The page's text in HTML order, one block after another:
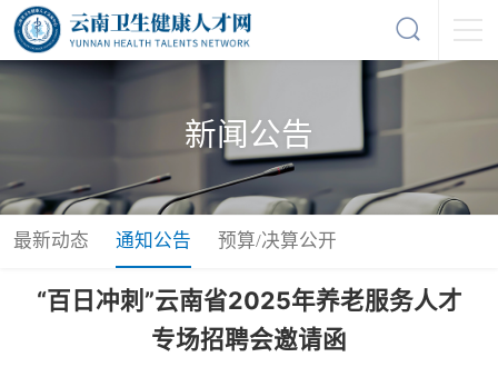
新闻公告
最新动态 通知公告 预算/决算公开
“百日冲刺”云南省2025年养老服务人才
专场招聘会邀请函